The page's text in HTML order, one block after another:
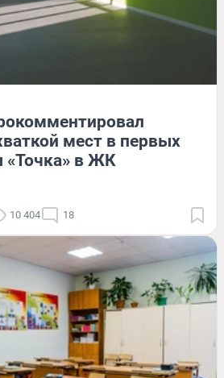
мест в первых
«Точка» в ЖК
10 404 18